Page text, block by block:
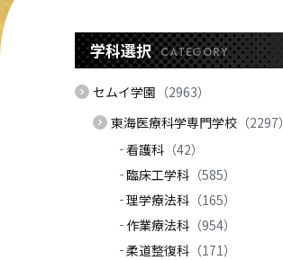
学科選択 CATEGORY
セムイ学園 （2963）
東海医療科学専門学校 （2297）
看護科 （42）
臨床工学科 （585）
理学療法科 （165）
作業療法科 （954）
柔道整復科 （171）